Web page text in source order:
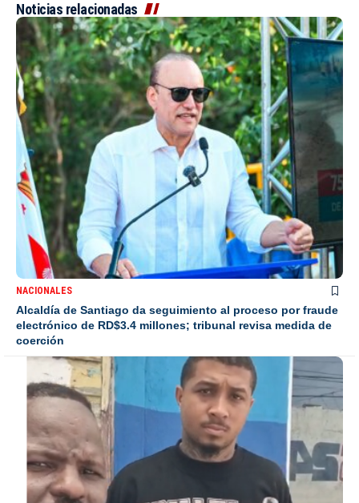
Noticias relacionadas
NACIONALES
Alcaldía de Santiago da seguimiento al proceso por fraude
electrónico de RD$3.4 millones; tribunal revisa medida de
coerción